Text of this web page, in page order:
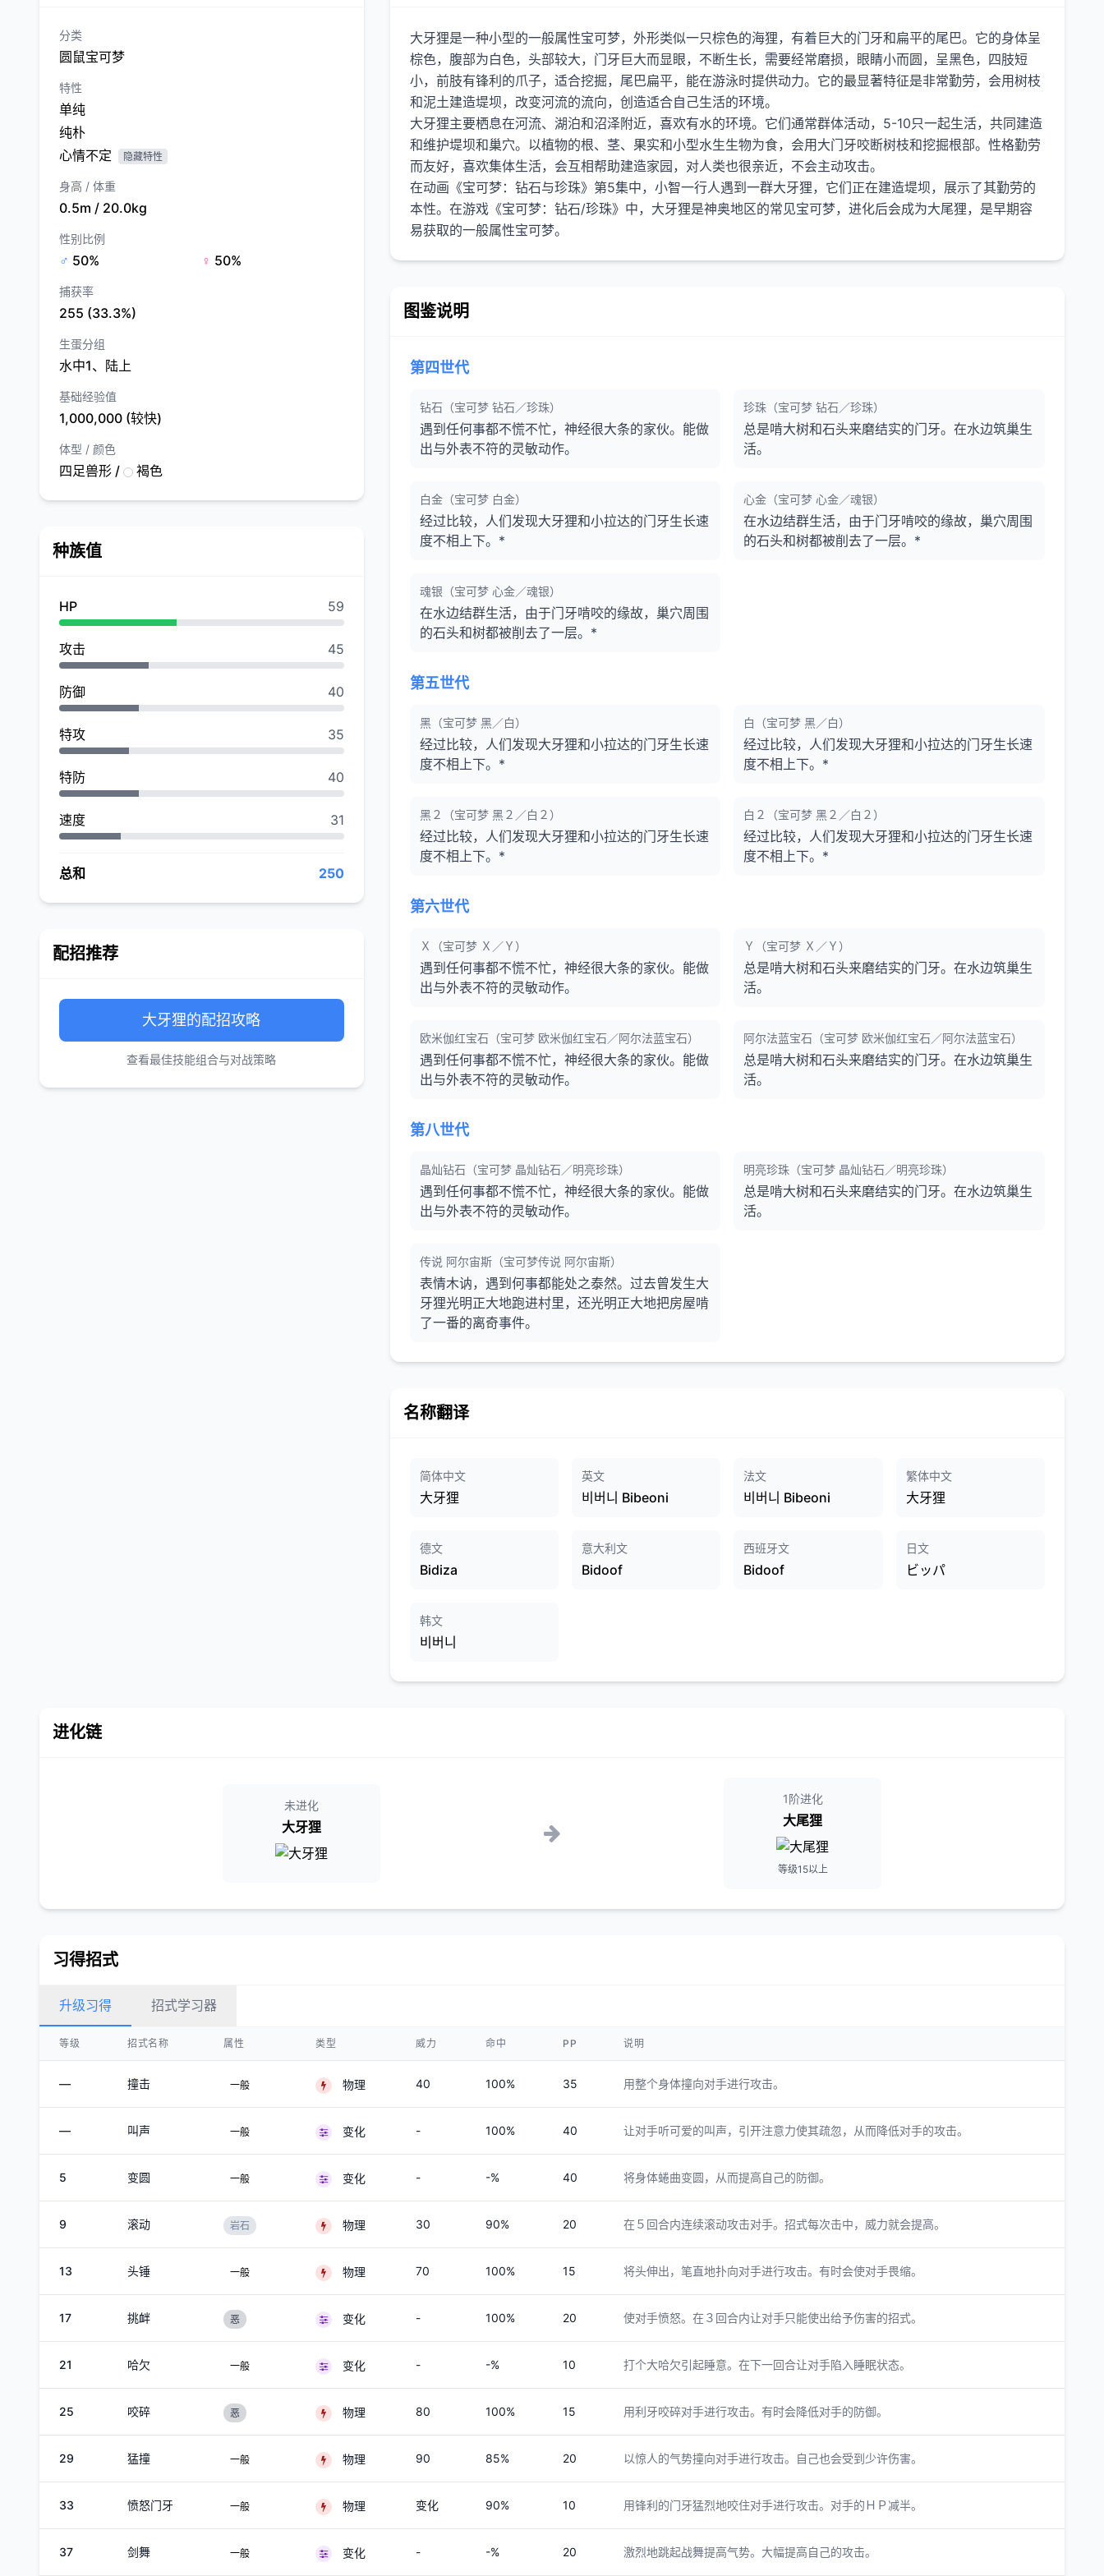
分类
圆鼠宝可梦
特性
单纯
纯朴
心情不定
隐藏特性
身高 / 体重
0.5m / 20.0kg
性别比例
♂ 50% ♀ 50%
捕获率
255 (33.3%)
生蛋分组
水中1、陆上
基础经验值
1,000,000 (较快)
体型 / 颜色
四足兽形 / 褐色
种族值
HP 59
攻击 45
防御 40
特攻 35
特防 40
速度 31
总和 250
配招推荐
大牙狸的配招攻略
查看最佳技能组合与对战策略
大牙狸是一种小型的一般属性宝可梦，外形类似一只棕色的海狸，有着巨大的门牙和扁平的尾巴。它的身体呈
棕色，腹部为白色，头部较大，门牙巨大而显眼，不断生长，需要经常磨损，眼睛小而圆，呈黑色，四肢短
小，前肢有锋利的爪子，适合挖掘，尾巴扁平，能在游泳时提供动力。它的最显著特征是非常勤劳，会用树枝
和泥土建造堤坝，改变河流的流向，创造适合自己生活的环境。
大牙狸主要栖息在河流、湖泊和沼泽附近，喜欢有水的环境。它们通常群体活动，5-10只一起生活，共同建造
和维护堤坝和巢穴。以植物的根、茎、果实和小型水生生物为食，会用大门牙咬断树枝和挖掘根部。性格勤劳
而友好，喜欢集体生活，会互相帮助建造家园，对人类也很亲近，不会主动攻击。
在动画《宝可梦：钻石与珍珠》第5集中，小智一行人遇到一群大牙狸，它们正在建造堤坝，展示了其勤劳的
本性。在游戏《宝可梦：钻石/珍珠》中，大牙狸是神奥地区的常见宝可梦，进化后会成为大尾狸，是早期容
图鉴说明
第四世代
钻石（宝可梦 钻石／珍珠）
遇到任何事都不慌不忙，神经很大条的家伙。能做
出与外表不符的灵敏动作。
珍珠（宝可梦 钻石／珍珠）
总是啃大树和石头来磨结实的门牙。在水边筑巢生
活。
白金（宝可梦 白金）
经过比较，人们发现大牙狸和小拉达的门牙生长速
度不相上下。*
心金（宝可梦 心金／魂银）
在水边结群生活，由于门牙啃咬的缘故，巢穴周围
的石头和树都被削去了一层。*
魂银（宝可梦 心金／魂银）
在水边结群生活，由于门牙啃咬的缘故，巢穴周围
的石头和树都被削去了一层。*
第五世代
黑（宝可梦 黑／白）
经过比较，人们发现大牙狸和小拉达的门牙生长速
度不相上下。*
白（宝可梦 黑／白）
经过比较，人们发现大牙狸和小拉达的门牙生长速
度不相上下。*
黑２（宝可梦 黑２／白２）
经过比较，人们发现大牙狸和小拉达的门牙生长速
度不相上下。*
白２（宝可梦 黑２／白２）
经过比较，人们发现大牙狸和小拉达的门牙生长速
度不相上下。*
第六世代
Ｘ（宝可梦 Ｘ／Ｙ）
遇到任何事都不慌不忙，神经很大条的家伙。能做
出与外表不符的灵敏动作。
Ｙ（宝可梦 Ｘ／Ｙ）
总是啃大树和石头来磨结实的门牙。在水边筑巢生
活。
欧米伽红宝石（宝可梦 欧米伽红宝石／阿尔法蓝宝石）
遇到任何事都不慌不忙，神经很大条的家伙。能做
出与外表不符的灵敏动作。
阿尔法蓝宝石（宝可梦 欧米伽红宝石／阿尔法蓝宝石）
总是啃大树和石头来磨结实的门牙。在水边筑巢生
活。
第八世代
晶灿钻石（宝可梦 晶灿钻石／明亮珍珠）
遇到任何事都不慌不忙，神经很大条的家伙。能做
出与外表不符的灵敏动作。
明亮珍珠（宝可梦 晶灿钻石／明亮珍珠）
总是啃大树和石头来磨结实的门牙。在水边筑巢生
活。
传说 阿尔宙斯（宝可梦传说 阿尔宙斯）
表情木讷，遇到何事都能处之泰然。过去曾发生大
牙狸光明正大地跑进村里，还光明正大地把房屋啃
了一番的离奇事件。
名称翻译
简体中文
大牙狸
英文
비버니 Bibeoni
法文
비버니 Bibeoni
繁体中文
大牙狸
德文
Bidiza
意大利文
Bidoof
西班牙文
Bidoof
日文
ビッパ
韩文
비버니
进化链
未进化
大牙狸
1阶进化
大尾狸
等级15以上
习得招式
升级习得 招式学习器
等级 招式名称 属性 类型 威力 命中 PP 说明
— 撞击 一般 物理 40 100% 35 用整个身体撞向对手进行攻击。
— 叫声 一般 变化 - 100% 40 让对手听可爱的叫声，引开注意力使其疏忽，从而降低对手的攻击。
5 变圆 一般 变化 - -% 40 将身体蜷曲变圆，从而提高自己的防御。
9 滚动 岩石 物理 30 90% 20 在５回合内连续滚动攻击对手。招式每次击中，威力就会提高。
13 头锤 一般 物理 70 100% 15 将头伸出，笔直地扑向对手进行攻击。有时会使对手畏缩。
17 挑衅 恶 变化 - 100% 20 使对手愤怒。在３回合内让对手只能使出给予伤害的招式。
21 哈欠 一般 变化 - -% 10 打个大哈欠引起睡意。在下一回合让对手陷入睡眠状态。
25 咬碎 恶 物理 80 100% 15 用利牙咬碎对手进行攻击。有时会降低对手的防御。
29 猛撞 一般 物理 90 85% 20 以惊人的气势撞向对手进行攻击。自己也会受到少许伤害。
33 愤怒门牙 一般 物理 变化 90% 10 用锋利的门牙猛烈地咬住对手进行攻击。对手的ＨＰ减半。
37 剑舞 一般 变化 - -% 20 激烈地跳起战舞提高气势。大幅提高自己的攻击。